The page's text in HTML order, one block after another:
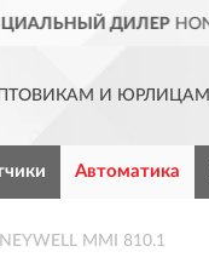
И ЮРЛИЦАМ
Автоматика
MMI 810.1